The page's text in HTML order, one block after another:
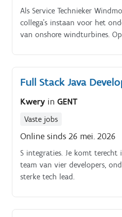
Als Service Technieker
collega's instaan voor het
van onshore windturbines.
elektrische (transformatoren,
aandrijvingen, sensoren, etc.)
(tandwielen, constructies,
Full Stack Java
Kwery in GENT
Vaste jobs
Online sinds 26 mei. 2026
S integraties. Je komt terecht
team van vier developers,
sterke tech lead.